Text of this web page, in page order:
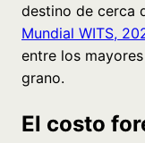
destino de cerca
Mundial WITS,
entre los
grano.
El costo